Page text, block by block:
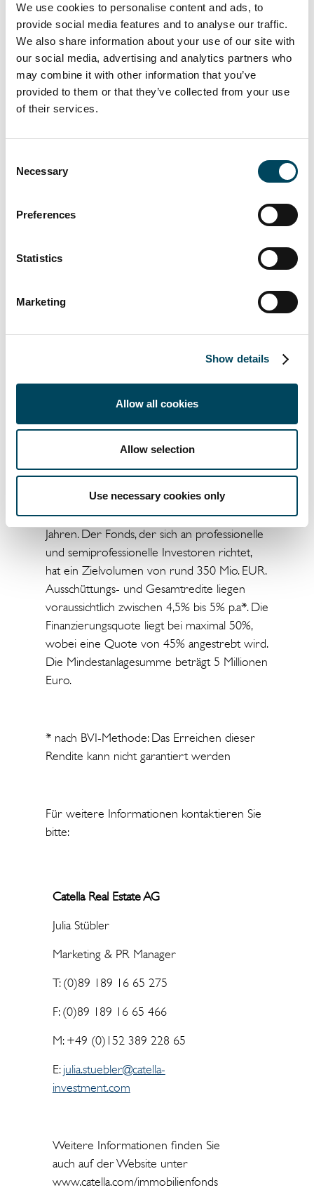
We use cookies to personalise content and ads, to
provide social media features and to analyse our traffic.
We also share information about your use of our site with
our social media, advertising and analytics partners who
may combine it with other information that you’ve
provided to them or that they’ve collected from your use
of their services.
Selection
Necessary
Preferences
Statistics
Marketing
Show details
Allow all cookies
Allow selection
Use necessary cookies only
Der „Catella Logistik Deutschland Plus“
investiert in nachhaltige Lager- und
Logistikimmobilien in Deutschland und den
angrenzenden Nachbarländern. Im
Investitionsfokus stehen Objekte in guten bis
sehr guten Lagen etablierter
Ballungsgebieten sowie Produktionszentren.
zukünftig über solide Fundamentaldaten und
Wachstumspotenzial in Kombination mit
Neubauimmobilien und Spezial-Logistikhallen
Industrial bzw. Industrieimmobilien,
Objekte/Standorte (z.B. Gleisanschluss)
werden stark bevorzugt.
Der Anlagehorizont des aus voraussichtlich
18 bis 20 Objekten bestehenden, breit
diversifizierten Portfolios liegt bei 10 bis 12
Jahren. Der Fonds, der sich an professionelle
und semiprofessionelle Investoren richtet,
hat ein Zielvolumen von rund 350 Mio. EUR.
Ausschüttungs- und Gesamtredite liegen
voraussichtlich zwischen 4,5% bis 5% p.a*. Die
Finanzierungsquote liegt bei maximal 50%,
wobei eine Quote von 45% angestrebt wird.
Die Mindestanlagesumme beträgt 5 Millionen
Euro.
* nach BVI-Methode: Das Erreichen dieser
Rendite kann nicht garantiert werden
Für weitere Informationen kontaktieren Sie
bitte:
Catella Real Estate AG
Julia Stübler
Marketing & PR Manager
T: (0)89 189 16 65 275
F: (0)89 189 16 65 466
M: +49 (0)152 389 228 65
E:julia.stuebler@catella-
investment.com
Weitere Informationen finden Sie
auch auf der Website unter
www.catella.com/immobilienfonds